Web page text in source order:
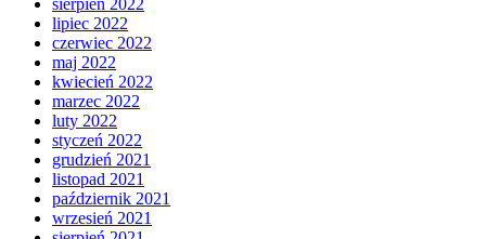
lipiec 2022
czerwiec 2022
maj 2022
kwiecień 2022
marzec 2022
luty 2022
styczeń 2022
grudzień 2021
listopad 2021
październik 2021
wrzesień 2021